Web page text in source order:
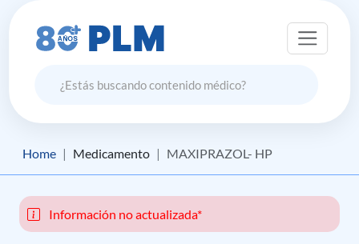
Home Medicamento MAXIPRAZOL- HP
Información no actualizada*